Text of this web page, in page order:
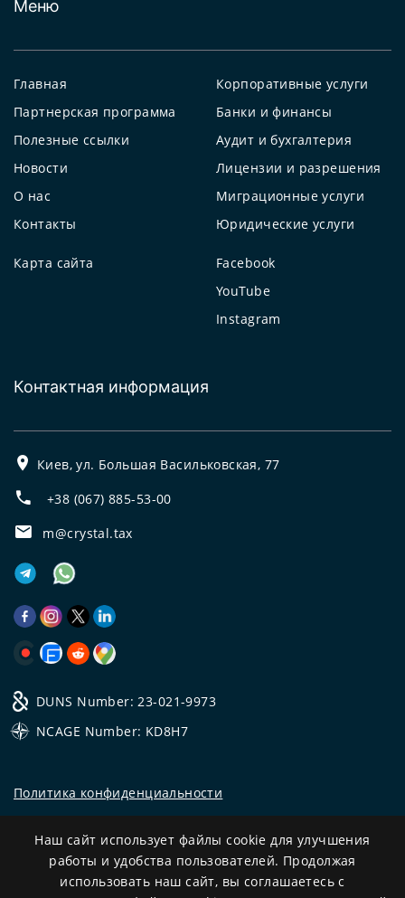
Меню
Главная
Партнерская программа
Полезные ссылки
Новости
О нас
Контакты
Корпоративные услуги
Банки и финансы
Аудит и бухгалтерия
Лицензии и разрешения
Миграционные услуги
Юридические услуги
Карта сайта
Facebook
YouTube
Instagram
Контактная информация
Киев, ул. Большая Васильковская, 77
+38 (067) 885-53-00
m@crystal.tax
DUNS Number: 23-021-9973
NCAGE Number: KD8H7
Политика конфиденциальности
CRYSTAL.TAX—ОФФШОРНЫЙ ЭКСПЕРТ №❶
Development
Наш сайт использует файлы cookie для улучшения
работы и удобства пользователей. Продолжая
использовать наш сайт, вы соглашаетесь с